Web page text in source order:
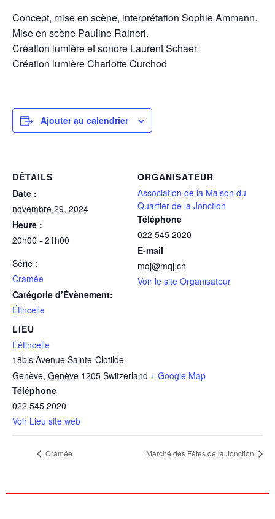
Concept, mise en scène, interprétation Sophie Ammann.
Mise en scène Pauline Raineri.
Création lumière et sonore Laurent Schaer.
Création lumière Charlotte Curchod
Ajouter au calendrier
DÉTAILS
Date :
novembre 29, 2024
Heure :
20h00 - 21h00
Série :
Cramée
Catégorie d’Évènement:
Étincelle
LIEU
L’étincelle
18bis Avenue Sainte-Clotilde
Genève, Genève 1205 Switzerland + Google Map
Téléphone
022 545 2020
Voir Lieu site web
ORGANISATEUR
Association de la Maison du
Quartier de la Jonction
Téléphone
022 545 2020
E-mail
mqj@mqj.ch
Voir le site Organisateur
Cramée Marché des Fêtes de la Jonction